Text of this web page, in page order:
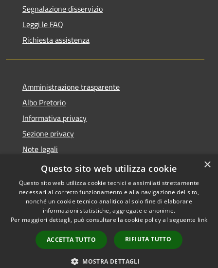
Segnalazione disservizio
Leggi le FAQ
Richiesta assistenza
Amministrazione trasparente
Albo Pretorio
Informativa privacy
Sezione privacy
Note legali
Dichiarazione di accessibilità
Accessibilità
Copyright © 2026 • Comune di
Scanzorosciate • Powered by
Municipium•
Accesso
redazione
×
Questo sito web utilizza cookie
Questo sito web utilizza cookie tecnici e assimilati strettamente
necessari al corretto funzionamento e alla navigazione del sito,
nonché un cookie tecnico analitico al solo fine di elaborare
informazioni statistiche, aggregate e anonime.
Per maggiori dettagli, può consultare la cookie policy al seguente link
ACCETTA TUTTO RIFIUTA TUTTO
MOSTRA DETTAGLI